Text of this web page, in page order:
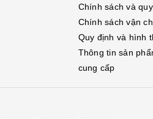
Chính sách và
Chính sách vận
Quy định và hình
Thông tin sản
cung cấp